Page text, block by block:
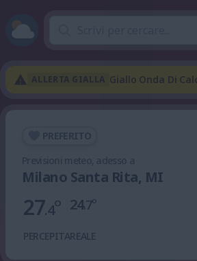
Giallo Onda Di
Milano Santa Rita, MI
27.4°
PERCEPITA
24.7°
REALE